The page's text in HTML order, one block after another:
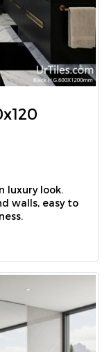
luxury look.
walls, easy to